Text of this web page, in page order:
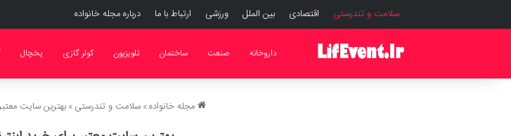
سلامت و تندرستی اقتصادی بین الملل ورزشی ارتباط با ما درباره مجله خانواده
داروخانه صنعت ساختمان تلویزیون کولر گازی یخچال
مجله خانواده» سلامت و تندرستی » بهترین سایت